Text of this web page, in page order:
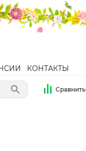
КОНТАКТЫ
Сравнить